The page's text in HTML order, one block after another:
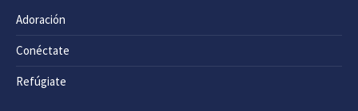
Adoración
Conéctate
Refúgiate